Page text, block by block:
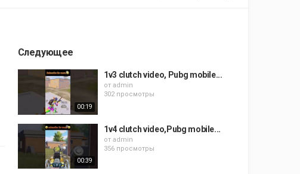
Следующее
00:19
1v3 clutch video, Pubg mobile...
от admin
302 просмотры
00:39
1v4 clutch video,Pubg mobile...
от admin
356 просмотры